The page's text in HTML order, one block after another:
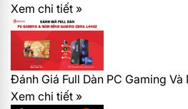
Xem chi tiết »
Đánh Giá Full Dàn PC Gaming
Xem chi tiết »